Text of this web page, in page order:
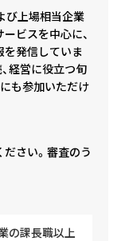
び上場相当企業
ビスを中心に、
発信していま
経営に役立つ旬
も参加いただけ
さい。審査のう
の課長職以上